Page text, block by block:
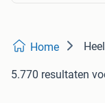
Home
5.770 resultaten